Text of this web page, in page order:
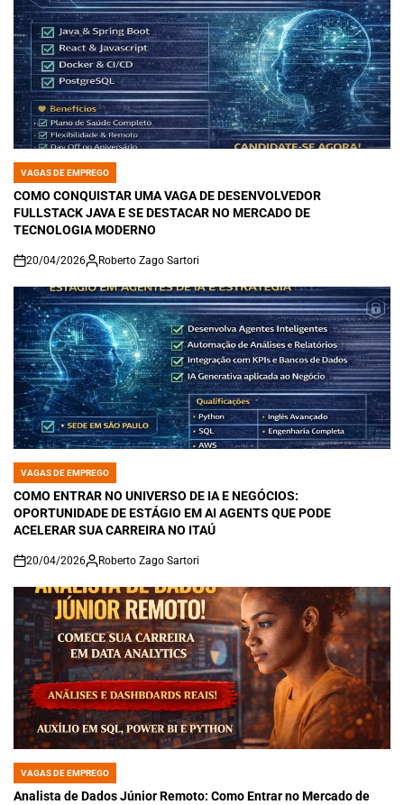
POSTED
IN
VAGAS DE EMPREGO
COMO CONQUISTAR UMA VAGA DE DESENVOLVEDOR
FULLSTACK JAVA E SE DESTACAR NO MERCADO DE
TECNOLOGIA MODERNO
on
20/04/2026 Roberto Zago Sartori
POSTED
IN
VAGAS DE EMPREGO
COMO ENTRAR NO UNIVERSO DE IA E NEGÓCIOS:
OPORTUNIDADE DE ESTÁGIO EM AI AGENTS QUE PODE
ACELERAR SUA CARREIRA NO ITAÚ
on
20/04/2026 Roberto Zago Sartori
POSTED
IN
VAGAS DE EMPREGO
Analista de Dados Júnior Remoto: Como Entrar no Mercado de